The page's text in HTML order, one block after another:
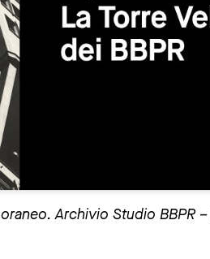
Archivio Studio BBPR